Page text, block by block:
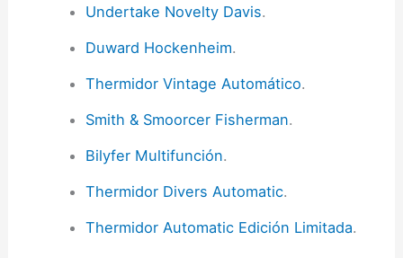
Undertake Novelty Davis.
Duward Hockenheim.
Thermidor Vintage Automático.
Smith & Smoorcer Fisherman.
Bilyfer Multifunción.
Thermidor Divers Automatic.
Thermidor Automatic Edición Limitada.